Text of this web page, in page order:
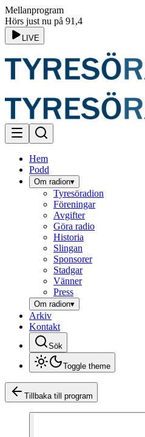
Mellanprogram
Hörs just nu på 91,4
LIVE
Hem
Podd
Om radion▾
Tyresöradion
Föreningar
Avgifter
Göra radio
Historia
Slingan
Sponsorer
Stadgar
Vänner
Press
Om radion▾
Arkiv
Kontakt
Sök
Toggle theme
Tillbaka till program